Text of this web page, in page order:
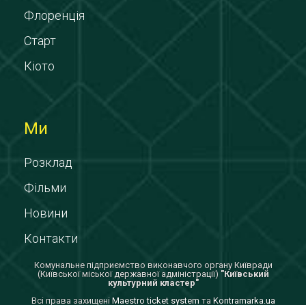
Флоренція
Старт
Кіото
Ми
Розклад
Фільми
Новини
Контакти
Комунальне підприємство виконавчого органу Київради
(Київської міської державної адміністрації) "Київський
культурний кластер"
Всi права захищенi Maestro ticket system та Kontramarka.ua